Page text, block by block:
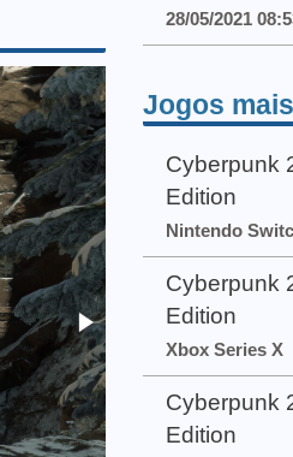
28/05/2021
Jogos
Cyberpunk
Edition
Nintendo
Cyberpunk
Edition
Xbox Series X
Cyberpunk
Edition